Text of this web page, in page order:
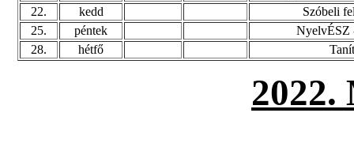
22.
kedd
Szóbeli
25.
péntek
NyelvÉSZ
28.
hétfő